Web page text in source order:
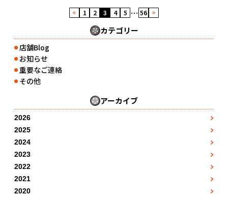
カテゴリー
●店舗Blog
● お知らせ
●重要なご連絡
● その他
アーカイブ
2026
●3月
●4月
●5月
●7月
●8月
2025
●1月
●2月
●3月
●4月
●5月
2024
●1月
●2月
●3月
●4月
2023
●1月
●2月
●3月
2022
●1月
●2月
2021
●7月
2020
1 2 3 4 5 … 56